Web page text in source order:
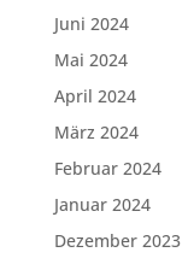
Juni 2024
Mai 2024
April 2024
März 2024
Februar 2024
Januar 2024
Dezember 2023